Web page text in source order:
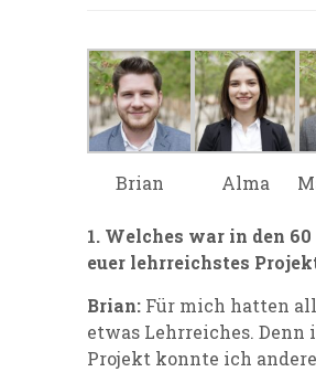
Brian Alma
1. Welches war in den
euer lehrreichstes
Brian: Für mich hatten
etwas Lehrreiches. Denn
Projekt konnte ich andere